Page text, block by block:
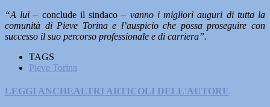
“A lui – conclude il sindaco – vanno i migliori auguri di tutta la
comunità di Pieve Torina e l’auspicio che possa proseguire con
successo il suo percorso professionale e di carriera”.
TAGS
Pieve Torina
LEGGI ANCHEALTRI ARTICOLI DELL'AUTORE